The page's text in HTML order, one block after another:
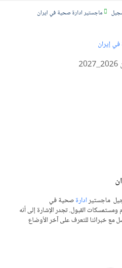
ماجستير ادارة صحية في ايران
ماجستيرادارةصحية في
القبول. تجدر الإشارة إلى أنه
مع خبرائنا للتعرف على آخر الأوضاع